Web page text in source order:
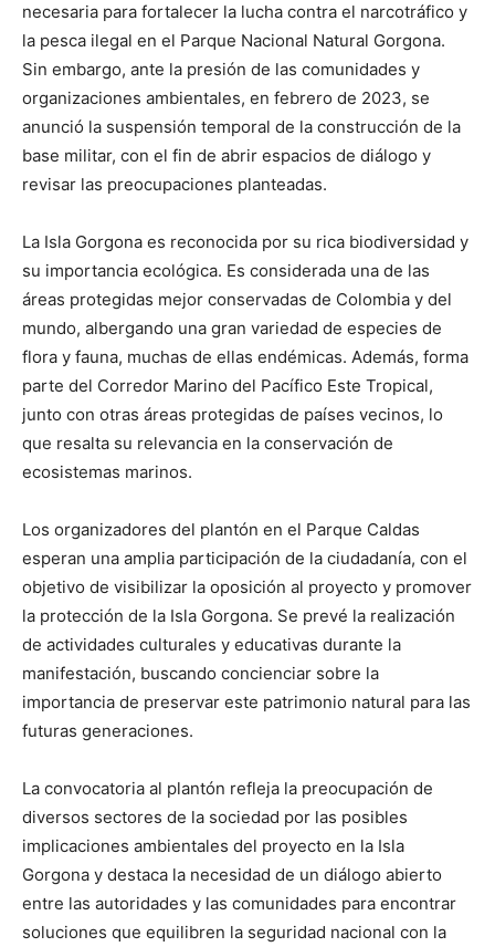
necesaria para fortalecer la lucha contra el narcotráfico y
la pesca ilegal en el Parque Nacional Natural Gorgona.
Sin embargo, ante la presión de las comunidades y
organizaciones ambientales, en febrero de 2023, se
anunció la suspensión temporal de la construcción de la
base militar, con el fin de abrir espacios de diálogo y
revisar las preocupaciones planteadas.
La Isla Gorgona es reconocida por su rica biodiversidad y
su importancia ecológica. Es considerada una de las
áreas protegidas mejor conservadas de Colombia y del
mundo, albergando una gran variedad de especies de
flora y fauna, muchas de ellas endémicas. Además, forma
parte del Corredor Marino del Pacífico Este Tropical,
junto con otras áreas protegidas de países vecinos, lo
que resalta su relevancia en la conservación de
ecosistemas marinos.
Los organizadores del plantón en el Parque Caldas
esperan una amplia participación de la ciudadanía, con el
objetivo de visibilizar la oposición al proyecto y promover
la protección de la Isla Gorgona. Se prevé la realización
de actividades culturales y educativas durante la
manifestación, buscando concienciar sobre la
importancia de preservar este patrimonio natural para las
futuras generaciones.
La convocatoria al plantón refleja la preocupación de
diversos sectores de la sociedad por las posibles
implicaciones ambientales del proyecto en la Isla
Gorgona y destaca la necesidad de un diálogo abierto
entre las autoridades y las comunidades para encontrar
soluciones que equilibren la seguridad nacional con la